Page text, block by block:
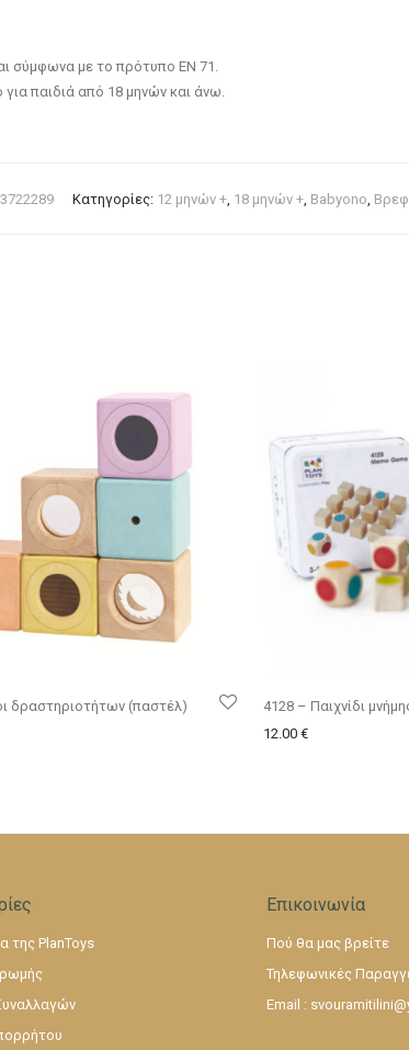
σύμφωνα με το πρότυπο EN 71.
για παιδιά από 18 μηνών και άνω.
Κατηγορίες: 12 μηνών + 18 μηνών + Babyono
δραστηριοτήτων (παστέλ)
4128 – Παιχνίδι
12.00 €
της PlanToys
Επικοινωνία
Πού θα μας βρείτε
Τηλεφωνικές
Email :